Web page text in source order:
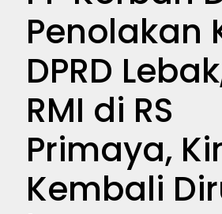
Penolakan
DPRD
RMI di RS
Primaya,
Kembali